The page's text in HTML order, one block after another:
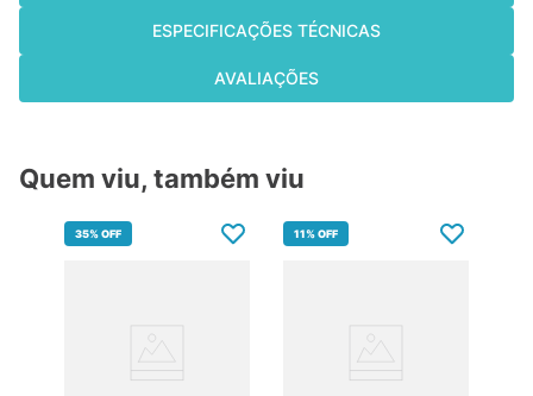
ESPECIFICAÇÕES TÉCNICAS
AVALIAÇÕES
Quem viu, também viu
35%OFF 11%OFF